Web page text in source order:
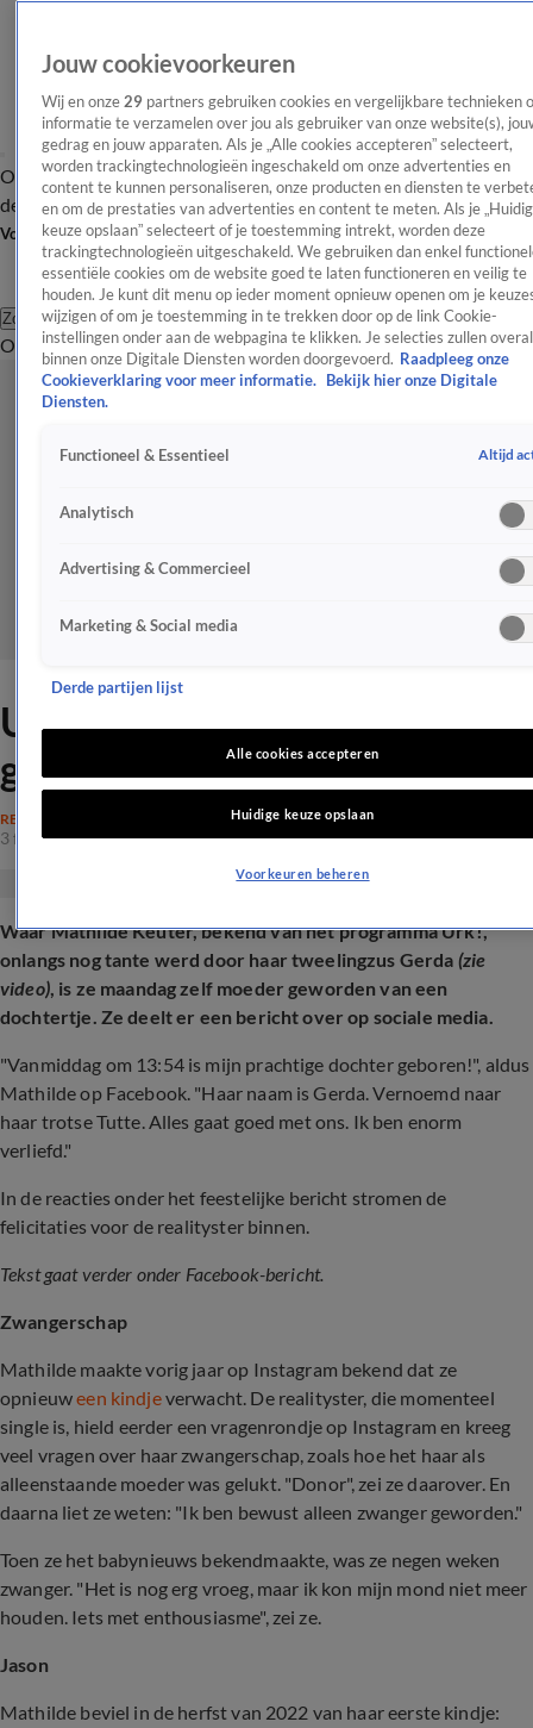
OverzichtAfleveringen Entertainment TV Algemeen
Tip
de redactieNieuwsbrief
Volg Shownieuws
Zoeken
OverzichtEntertainmentSpraakmakendRealityCrimeVideo's
Urk!-ster Mathilde moeder
geworden van dochtertje
REALITY
3 feb 2025, 16:31
Waar Mathilde Keuter, bekend van het programma Urk!,
onlangs nog tante werd door haar tweelingzus Gerda (zie
video), is ze maandag zelf moeder geworden van een
dochtertje. Ze deelt er een bericht over op sociale media.
"Vanmiddag om 13:54 is mijn prachtige dochter geboren!", aldus
Mathilde op Facebook. "Haar naam is Gerda. Vernoemd naar
haar trotse Tutte. Alles gaat goed met ons. Ik ben enorm
verliefd."
In de reacties onder het feestelijke bericht stromen de
felicitaties voor de realityster binnen.
Tekst gaat verder onder Facebook-bericht.
Zwangerschap
Mathilde maakte vorig jaar op Instagram bekend dat ze
opnieuween kindjeverwacht. De realityster, die momenteel
single is, hield eerder een vragenrondje op Instagram en kreeg
veel vragen over haar zwangerschap, zoals hoe het haar als
alleenstaande moeder was gelukt. "Donor", zei ze daarover. En
daarna liet ze weten: "Ik ben bewust alleen zwanger geworden."
Toen ze het babynieuws bekendmaakte, was ze negen weken
zwanger. "Het is nog erg vroeg, maar ik kon mijn mond niet meer
houden. Iets met enthousiasme", zei ze.
Jason
Mathilde beviel in de herfst van 2022 van haar eerste kindje:
Jouw cookievoorkeuren
Wij en onze 29 partners gebruiken cookies en vergelijkbare technieken
informatie te verzamelen over jou als gebruiker van onze website(s),
gedrag en jouw apparaten. Als je „Alle cookies accepteren” selecteert,
worden trackingtechnologieën ingeschakeld om onze advertenties en
content te kunnen personaliseren, onze producten en diensten te
en om de prestaties van advertenties en content te meten. Als je
keuze opslaan” selecteert of je toestemming intrekt, worden deze
trackingtechnologieën uitgeschakeld. We gebruiken dan enkel
essentiële cookies om de website goed te laten functioneren en veilig te
houden. Je kunt dit menu op ieder moment opnieuw openen om je
wijzigen of om je toestemming in te trekken door op de link Cookie-
instellingen onder aan de webpagina te klikken. Je selecties zullen overal
binnen onze Digitale Diensten worden doorgevoerd. Raadpleeg onze
Cookieverklaring voor meer informatie.
Bekijk hier onze Digitale
Diensten.
Functioneel & Essentieel Altijd
Analytisch
Advertising & Commercieel
Marketing & Social media
Derde partijen lijst
Alle cookies accepteren
Huidige keuze opslaan
Voorkeuren beheren